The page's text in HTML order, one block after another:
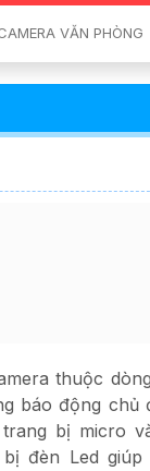
VĂN PHÒNG
thuộc
báo động chủ
bị micro
đèn Led giúp